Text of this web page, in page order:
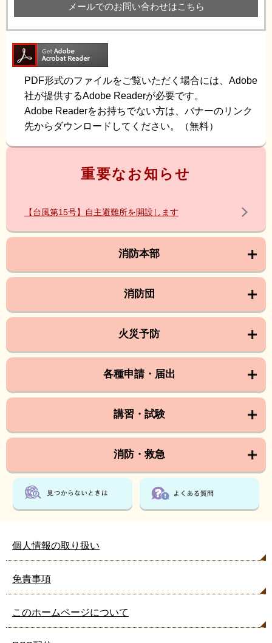
メールでのお問い合わせはこちら
PDF形式のファイルをご覧いただく場合には、Adobe
社が提供するAdobe Readerが必要です。
Adobe Readerをお持ちでない方は、バナーのリンク
先からダウンロードしてください。（無料）
重要なお知らせ
【台風第15号】自主避難所を開設します
消防本部
消防団
火災予防
各種申請・届出
講習・試験
消防・救急
個人情報の取り扱い
免責事項
このホームページについて